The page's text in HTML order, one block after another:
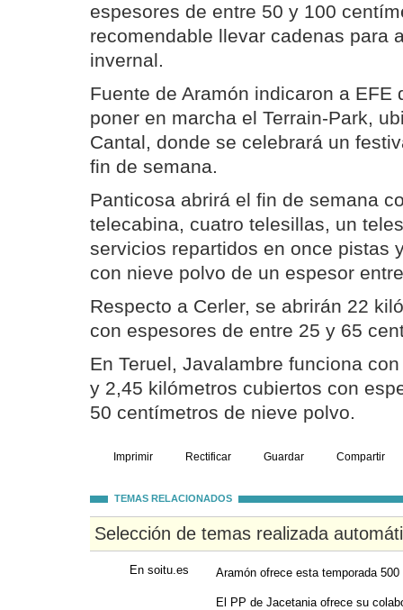
espesores de entre 50 y 100
recomendable llevar cadenas para
invernal.
Fuente de Aramón indicaron a EFE
poner en marcha el Terrain-Park,
Cantal, donde se celebrará un
fin de semana.
Panticosa abrirá el fin de semana
telecabina, cuatro telesillas, un
servicios repartidos en once pistas
con nieve polvo de un espesor
Respecto a Cerler, se abrirán 22
con espesores de entre 25 y 65
En Teruel, Javalambre funciona
y 2,45 kilómetros cubiertos con
50 centímetros de nieve polvo.
Imprimir Rectificar Guardar Compartir
TEMAS RELACIONADOS
Selección de temas realizada
En soitu.es Aramón ofrece esta temporada
El PP de Jacetania ofrece su